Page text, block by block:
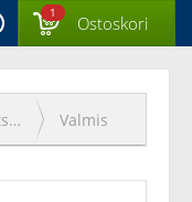
1 Ostoskori
Esikatselu Valmis